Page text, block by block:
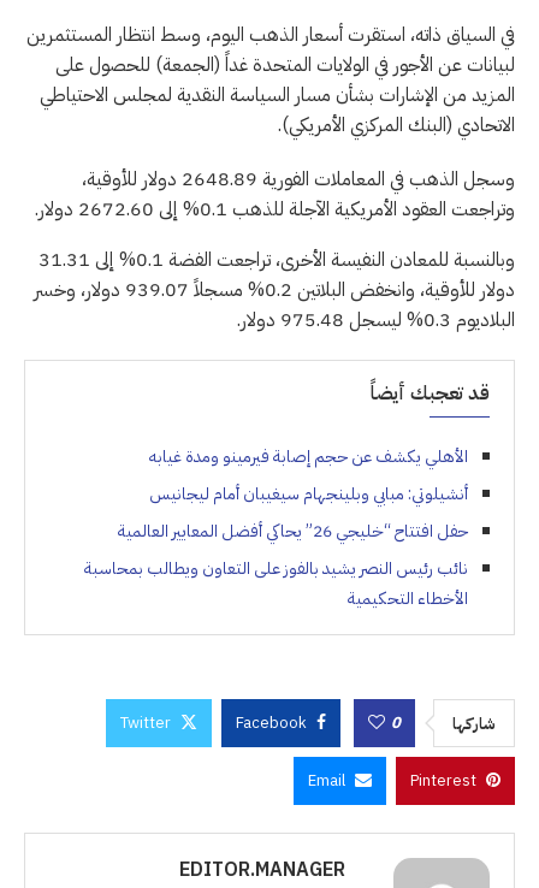
في السياق ذاته، استقرت أسعار الذهب اليوم، وسط انتظار المستثمرين
لبيانات عن الأجور في الولايات المتحدة غداً (الجمعة) للحصول على
المزيد من الإشارات بشأن مسار السياسة النقدية لمجلس الاحتياطي
الاتحادي (البنك المركزي الأمريكي).
وسجل الذهب في المعاملات الفورية 2648.89 دولار للأوقية،
وتراجعت العقود الأمريكية الآجلة للذهب 0.1% إلى 2672.60 دولار.
وبالنسبة للمعادن النفيسة الأخرى، تراجعت الفضة 0.1% إلى 31.31
دولار للأوقية، وانخفض البلاتين 0.2% مسجلاً 939.07 دولار، وخسر
البلاديوم 0.3% ليسجل 975.48 دولار.
قد تعجبك أيضاً
الأهلي يكشف عن حجم إصابة فيرمينو ومدة غيابه
أنشيلوتي: مبابي وبلينجهام سيغيبان أمام ليجانيس
حفل افتتاح “خليجي 26” يحاكي أفضل المعايير العالمية
نائب رئيس النصر يشيد بالفوز على التعاون ويطالب بمحاسبة
الأخطاء التحكيمية
شاركها 0
Facebook
Twitter
Pinterest
Email
EDITOR.MANAGER